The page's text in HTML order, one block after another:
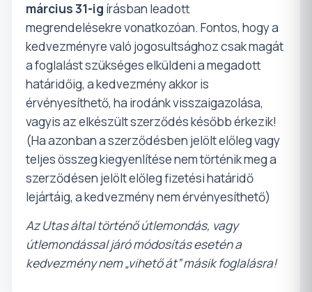
március 31-ig írásban leadott
megrendelésekre vonatkozóan. Fontos, hogy a
kedvezményre való jogosultsághoz csak magát
a foglalást szükséges elküldeni a megadott
határidőig, a kedvezmény akkor is
érvényesíthető, ha irodánk visszaigazolása,
vagyis az elkészült szerződés később érkezik!
(Ha azonban a szerződésben jelölt előleg vagy
teljes összeg kiegyenlítése nem történik meg a
szerződésen jelölt előleg fizetési határidő
lejártáig, a kedvezmény nem érvényesíthető)
Az Utas által történő útlemondás, vagy
útlemondással járó módosítás esetén a
kedvezmény nem „vihető át” másik foglalásra!